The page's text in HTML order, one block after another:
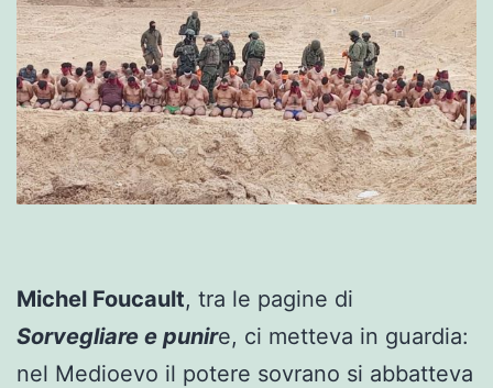
Michel Foucault, tra le pagine di
Sorvegliare e punire, ci metteva in guardia:
nel Medioevo il potere sovrano si abbatteva